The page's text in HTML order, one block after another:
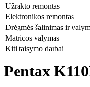
Užrakto remontas
Elektronikos remontas
Drėgmės šalinimas ir
Matricos valymas
Kiti taisymo darbai
Pentax